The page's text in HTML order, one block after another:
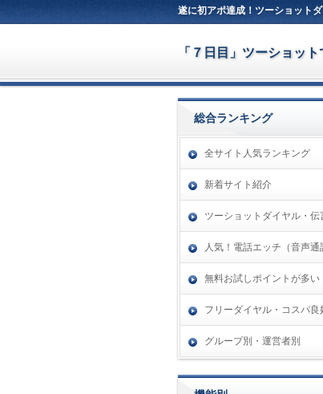
遂に初アポ達成！ツーショット
「７日目」ツーショッ
総合ランキング
全サイト人気ランキング
新着サイト紹介
ツーショットダイヤル・伝
人気！電話エッチ（音声通
無料お試しポイントが多い
フリーダイヤル・コスパ良
グループ別・運営者別